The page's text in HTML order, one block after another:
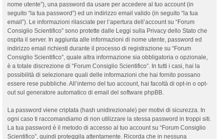
nome utente”), una password da usare per accedere al tuo account (in
seguito “la tua password”) ed un indirizzo email valido (in seguito “la tua
email”). Le informazioni rilasciate per l’apertura dell’account su “Forum
Consiglio Scientifico” sono protette dalle Leggi sulla Privacy dello Stato che
ospita il server. In aggiunta alle informazioni di nome utente, password ed
indirizzo email richiesti durante il processo di registrazione su “Forum
Consiglio Scientifico”, quale altra informazione sia obbligatoria o opzionale,
è a totale discrezione di “Forum Consiglio Scientifico”. In tutti i casi, hai la
possibilità di selezionare quali delle informazioni che hai fornito possano
essere rese pubbliche. All’interno del tuo account, hai facoltà di opt-in o opt-
out sul generatore automatico di email del software phpBB.
La password viene criptata (hash unidirezionale) per motivi di sicurezza. In
ogni caso ti raccomandiamo di non utilizzare la stessa password in troppi siti.
La tua password è il metodo di accesso al tuo account su “Forum Consiglio
Scientifico”, quindi proteggila attentamente. Ricorda che in nessuna